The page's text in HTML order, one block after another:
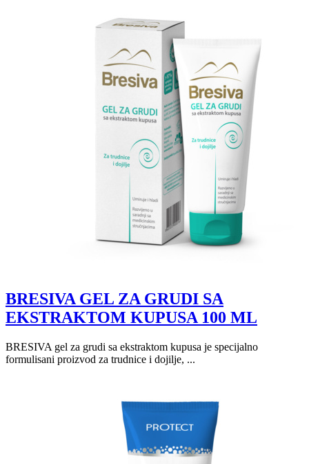
BRESIVA GEL ZA GRUDI SA
EKSTRAKTOM KUPUSA 100 ML
BRESIVA gel za grudi sa ekstraktom kupusa je specijalno
formulisani proizvod za trudnice i dojilje, ...